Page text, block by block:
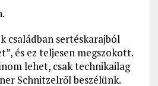
családban sertéskarajból
és ez teljesen megszokott.
lehet, csak technikailag
Schnitzelről beszélünk.